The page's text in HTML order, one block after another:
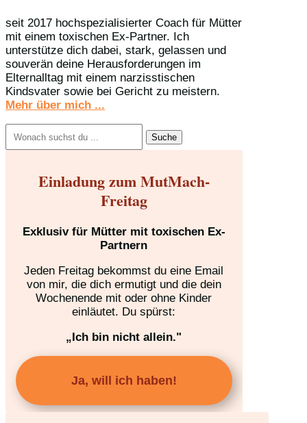
seit 2017 hochspezialisierter Coach für Mütter
mit einem toxischen Ex-Partner. Ich
unterstütze dich dabei, stark, gelassen und
souverän deine Herausforderungen im
Elternalltag mit einem narzisstischen
Kindsvater sowie bei Gericht zu meistern.
Mehr über mich ...
nach:
Einladung zum MutMach-
Freitag
Exklusiv für Mütter mit toxischen Ex-
Partnern
Jeden Freitag bekommst du eine Email
von mir, die dich ermutigt und die dein
Wochenende mit oder ohne Kinder
einläutet. Du spürst:
„Ich bin nicht allein."
Ja, will ich haben!